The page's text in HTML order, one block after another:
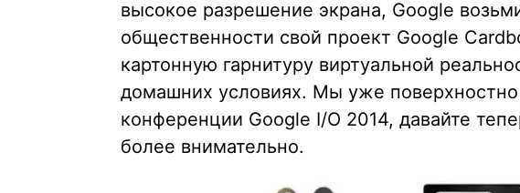
высокое разрешение экрана, Google
общественности свой проект Google
картонную гарнитуру виртуальной
домашних условиях. Мы уже
конференции Google I/O 2014, давайте
более внимательно.